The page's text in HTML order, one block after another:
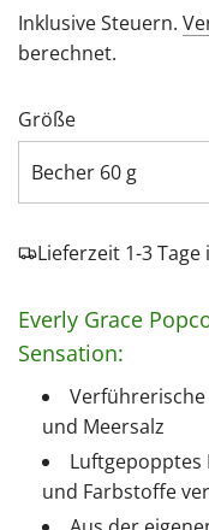
Preis
Inklusive Steuern.
berechnet.
Größe
Becher 60 g
Lieferzeit 1-3
Everly Grace
Sensation:
und Meersalz
Luftgepopptes
und Farbstoffe